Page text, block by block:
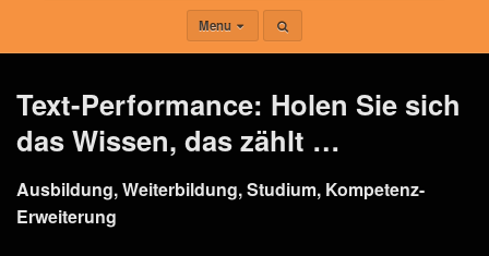
Menu
Text-Performance: Holen Sie sich
das Wissen, das zählt …
Ausbildung, Weiterbildung, Studium, Kompetenz-
Erweiterung